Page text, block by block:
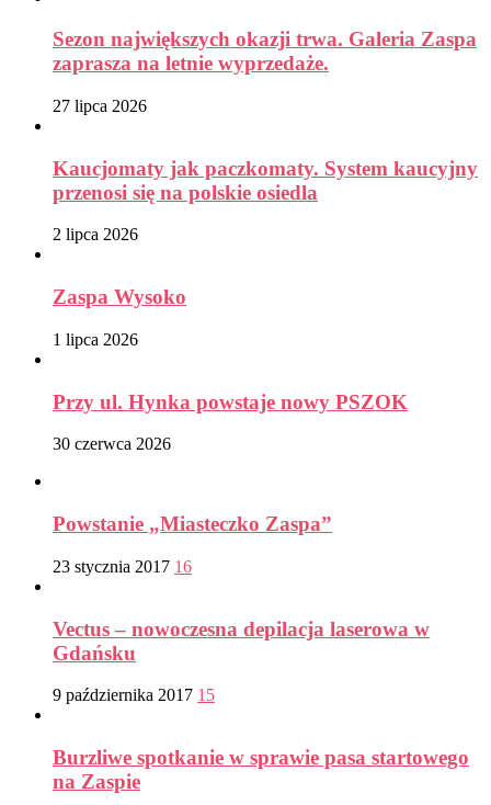
Sezon największych okazji trwa. Galeria Zaspa
zaprasza na letnie wyprzedaże.
27 lipca 2026
Kaucjomaty jak paczkomaty. System kaucyjny
przenosi się na polskie osiedla
2 lipca 2026
Zaspa Wysoko
1 lipca 2026
Przy ul. Hynka powstaje nowy PSZOK
30 czerwca 2026
Powstanie „Miasteczko Zaspa”
23 stycznia 2017 16
Vectus – nowoczesna depilacja laserowa w
Gdańsku
9 października 2017 15
Burzliwe spotkanie w sprawie pasa startowego
na Zaspie